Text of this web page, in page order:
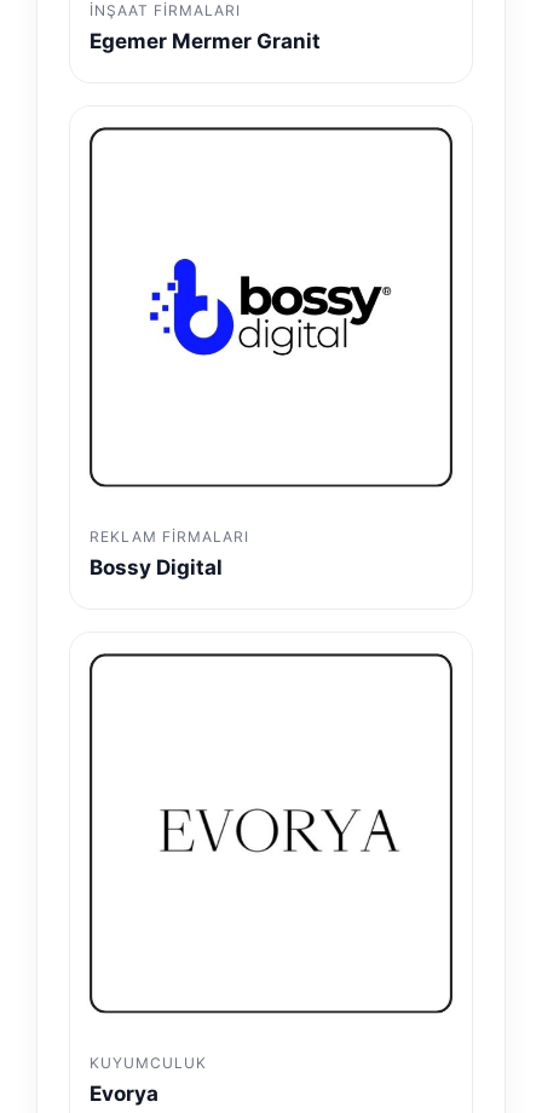
İNŞAAT FIRMALARI
Egemer Mermer Granit
REKLAM FIRMALARI
Bossy Digital
KUYUMCULUK
Evorya